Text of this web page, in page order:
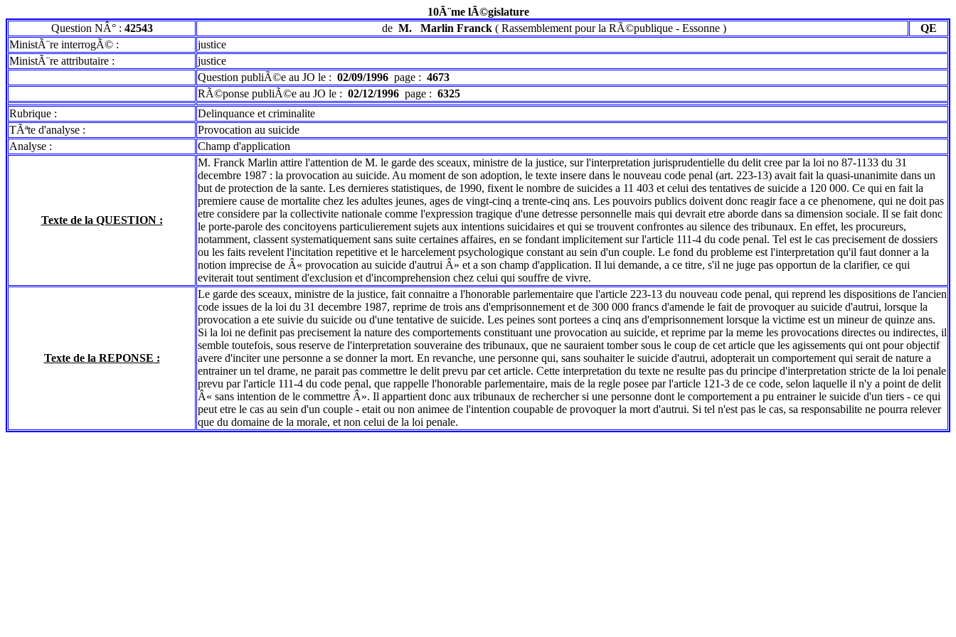
10Ã¨me lÃ©gislature
Question NÂ° : 42543 de M. Marlin Franck ( Rassemblement pour la RÃ©publique- Essonne)
QE
MinistÃ¨re interrogÃ© :
justice
MinistÃ¨re attributaire :
justice
Question publiÃ©e au JO le : 02/09/1996 page : 4673
RÃ©ponse publiÃ©e au JO le : 02/12/1996 page : 6325
Rubrique :
Delinquance et criminalite
TÃªte d'analyse :
Provocation au suicide
Analyse :
Champ d'application
Texte de la QUESTION :
M. Franck Marlin attire l'attention de M. le garde des sceaux, ministre de la justice, sur l'interpretation jurisprudentielle du delit cree par la loi no 87-1133 du 31
decembre 1987 : la provocation au suicide. Au moment de son adoption, le texte insere dans le nouveau code penal (art. 223-13) avait fait la quasi-unanimite dans un
but de protection de la sante. Les dernieres statistiques, de 1990, fixent le nombre de suicides a 11 403 et celui des tentatives de suicide a 120 000. Ce qui en fait la
premiere cause de mortalite chez les adultes jeunes, ages de vingt-cinq a trente-cinq ans. Les pouvoirs publics doivent donc reagir face a ce phenomene, qui ne doit pas
etre considere par la collectivite nationale comme l'expression tragique d'une detresse personnelle mais qui devrait etre aborde dans sa dimension sociale. Il se fait donc
le porte-parole des concitoyens particulierement sujets aux intentions suicidaires et qui se trouvent confrontes au silence des tribunaux. En effet, les procureurs,
notamment, classent systematiquement sans suite certaines affaires, en se fondant implicitement sur l'article 111-4 du code penal. Tel est le cas precisement de dossiers
ou les faits revelent l'incitation repetitive et le harcelement psychologique constant au sein d'un couple. Le fond du probleme est l'interpretation qu'il faut donner a la
notion imprecise de Â« provocation au suicide d'autrui Â» et a son champ d'application. Il lui demande, a ce titre, s'il ne juge pas opportun de la clarifier, ce qui
eviterait tout sentiment d'exclusion et d'incomprehension chez celui qui souffre de vivre.
Texte de la REPONSE :
Le garde des sceaux, ministre de la justice, fait connaitre a l'honorable parlementaire que l'article 223-13 du nouveau code penal, qui reprend les dispositions de l'ancien
code issues de la loi du 31 decembre 1987, reprime de trois ans d'emprisonnement et de 300 000 francs d'amende le fait de provoquer au suicide d'autrui, lorsque la
provocation a ete suivie du suicide ou d'une tentative de suicide. Les peines sont portees a cinq ans d'emprisonnement lorsque la victime est un mineur de quinze ans.
Si la loi ne definit pas precisement la nature des comportements constituant une provocation au suicide, et reprime par la meme les provocations directes ou indirectes, il
semble toutefois, sous reserve de l'interpretation souveraine des tribunaux, que ne sauraient tomber sous le coup de cet article que les agissements qui ont pour objectif
avere d'inciter une personne a se donner la mort. En revanche, une personne qui, sans souhaiter le suicide d'autrui, adopterait un comportement qui serait de nature a
entrainer un tel drame, ne parait pas commettre le delit prevu par cet article. Cette interpretation du texte ne resulte pas du principe d'interpretation stricte de la loi penale
prevu par l'article 111-4 du code penal, que rappelle l'honorable parlementaire, mais de la regle posee par l'article 121-3 de ce code, selon laquelle il n'y a point de delit
Â« sans intention de le commettre Â». Il appartient donc aux tribunaux de rechercher si une personne dont le comportement a pu entrainer le suicide d'un tiers - ce qui
peut etre le cas au sein d'un couple - etait ou non animee de l'intention coupable de provoquer la mort d'autrui. Si tel n'est pas le cas, sa responsabilite ne pourra relever
que du domaine de la morale, et non celui de la loi penale.